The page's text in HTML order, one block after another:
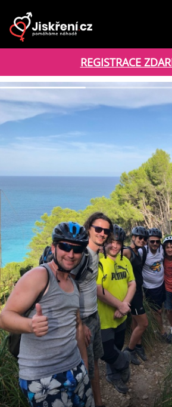
REGISTRACE